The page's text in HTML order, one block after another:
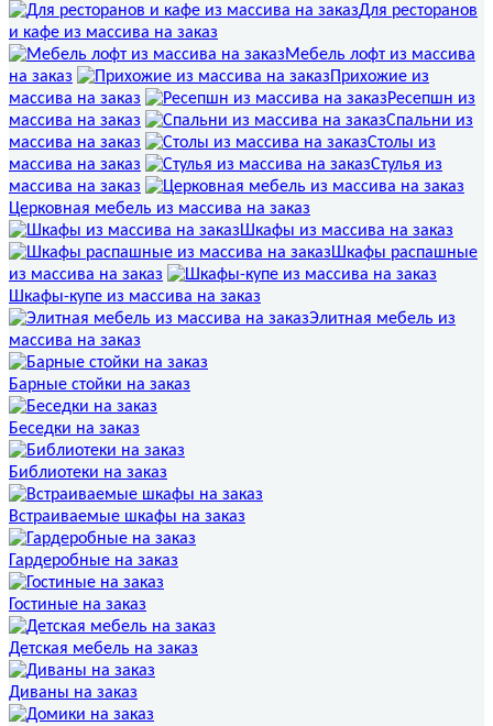
Для ресторанов
и кафе из массива на заказ
Мебель лофт из массива
на заказ
Прихожие из
массива на заказ
Ресепшн из
массива на заказ
Спальни из
массива на заказ
Столы из
массива на заказ
Стулья из
массива на заказ
Церковная мебель из массива на заказ
Шкафы из массива на заказ
Шкафы распашные
из массива на заказ
Шкафы-купе из массива на заказ
Элитная мебель из
массива на заказ
Барные стойки на заказ
Беседки на заказ
Библиотеки на заказ
Встраиваемые шкафы на заказ
Гардеробные на заказ
Гостиные на заказ
Детская мебель на заказ
Диваны на заказ